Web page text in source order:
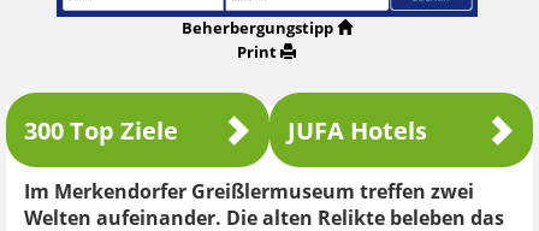
Beherbergungstipp
Print
300 Top Ziele JUFA Hotels
Im Merkendorfer Greißlermuseum treffen zwei
Welten aufeinander. Die alten Relikte beleben das